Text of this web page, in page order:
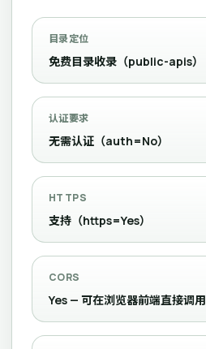
目录定位
免费目录收录（public-apis）
认证要求
无需认证（auth=No）
HTTPS
支持（https=Yes）
CORS
Yes — 可在浏览器前端直接调用